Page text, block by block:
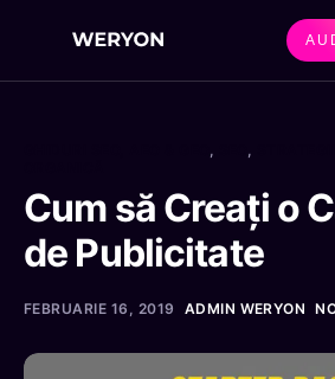
Enterprise
Studii de caz
, ,
Cum să Creați o
de Publicitate
FEBRUARIE 16, 2019 ADMIN WERYON